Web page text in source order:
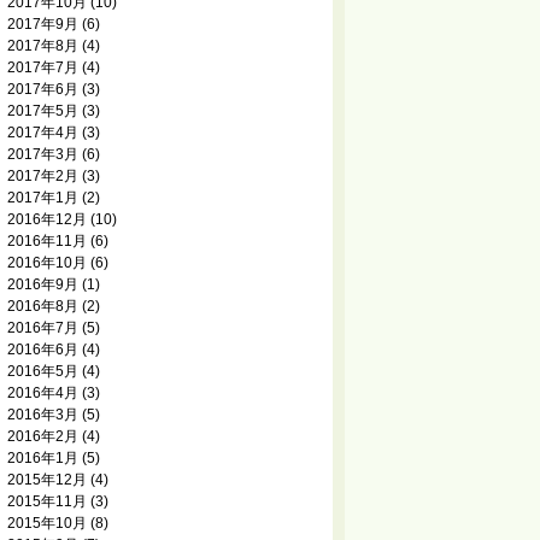
2017年9月 (6)
2017年8月 (4)
2017年7月 (4)
2017年6月 (3)
2017年5月 (3)
2017年4月 (3)
2017年3月 (6)
2017年2月 (3)
2017年1月 (2)
2016年12月 (10)
2016年11月 (6)
2016年10月 (6)
2016年9月 (1)
2016年8月 (2)
2016年7月 (5)
2016年6月 (4)
2016年5月 (4)
2016年4月 (3)
2016年3月 (5)
2016年2月 (4)
2016年1月 (5)
2015年12月 (4)
2015年11月 (3)
2015年10月 (8)